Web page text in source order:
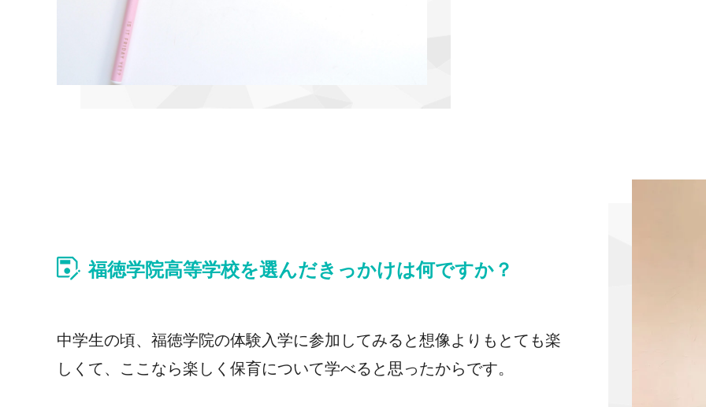
福徳学院高等学校を選んだきっかけは何ですか？
中学生の頃、福徳学院の体験入学に参加してみると想像よりもとても楽
しくて、ここなら楽しく保育について学べると思ったからです。